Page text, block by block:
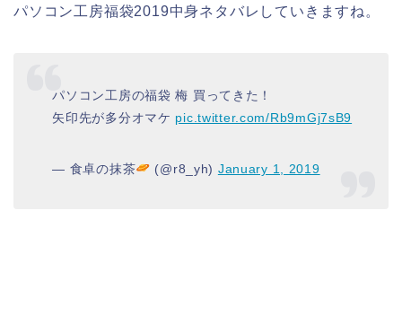
パソコン工房福袋2019中身ネタバレしていきますね。
パソコン工房の福袋 梅 買ってきた！
矢印先が多分オマケ pic.twitter.com/Rb9mGj7sB9
— 食卓の抹茶 (@r8_yh) January 1, 2019